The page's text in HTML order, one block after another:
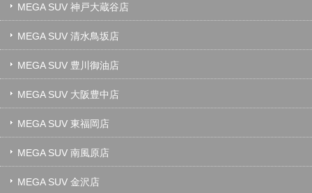
MEGA SUV 神戸大蔵谷店
MEGA SUV 清水鳥坂店
MEGA SUV 豊川御油店
MEGA SUV 大阪豊中店
MEGA SUV 東福岡店
MEGA SUV 南風原店
MEGA SUV 金沢店